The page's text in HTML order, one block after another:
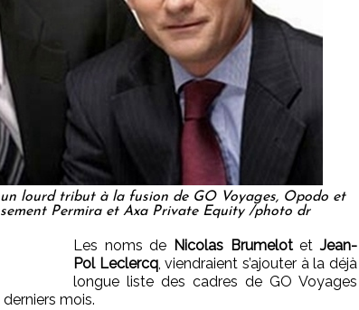
lourd tribut à la fusion de GO Voyages, Opodo et
Permira et Axa Private Equity /photo dr
Les noms de Nicolas BrumelotetJean-
Pol Leclercq, viendraient s’ajouter à la déjà
longue liste des cadres de GO Voyages
mois.